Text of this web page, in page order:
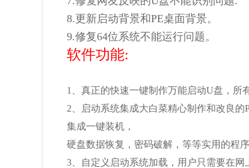
8.更新启动背景和PE桌面背景。
9.修复64位系统不能运行问题。
软件功能:
1、真正的快速一键制作万能启动U盘，所
2、启动系统集成大白菜精心制作和改良的
集成一键装机，
硬盘数据恢复，密码破解，等等实用的程序
3、自定义启动系统加载，用户只需要在